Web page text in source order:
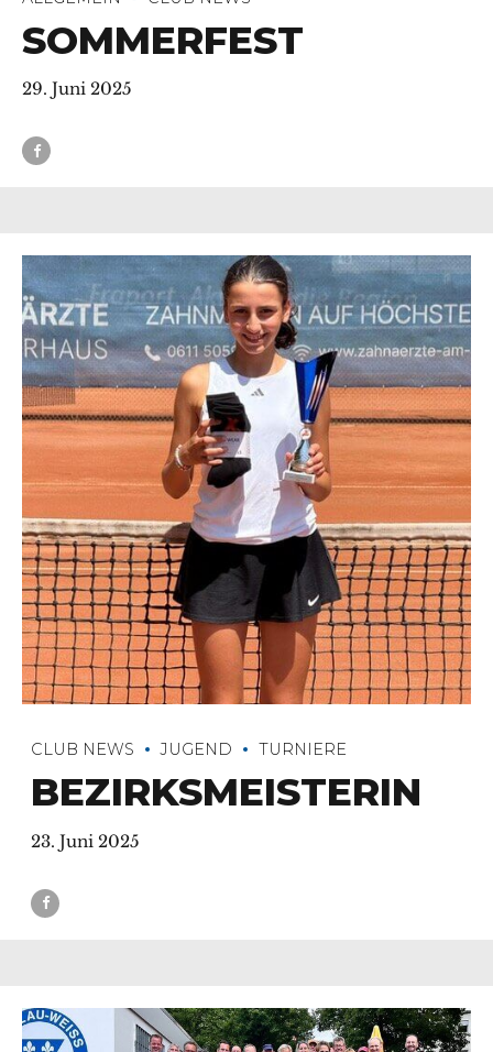
SOMMERFEST
29. Juni 2025
CLUB NEWS JUGEND TURNIERE
BEZIRKSMEISTERIN
23. Juni 2025